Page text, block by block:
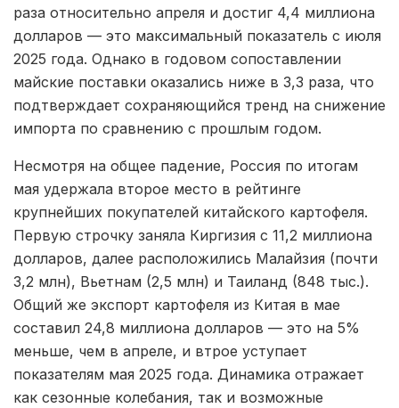
раза относительно апреля и достиг 4,4 миллиона
долларов — это максимальный показатель с июля
2025 года. Однако в годовом сопоставлении
майские поставки оказались ниже в 3,3 раза, что
подтверждает сохраняющийся тренд на снижение
импорта по сравнению с прошлым годом.
Несмотря на общее падение, Россия по итогам
мая удержала второе место в рейтинге
крупнейших покупателей китайского картофеля.
Первую строчку заняла Киргизия с 11,2 миллиона
долларов, далее расположились Малайзия (почти
3,2 млн), Вьетнам (2,5 млн) и Таиланд (848 тыс.).
Общий же экспорт картофеля из Китая в мае
составил 24,8 миллиона долларов — это на 5%
меньше, чем в апреле, и втрое уступает
показателям мая 2025 года. Динамика отражает
как сезонные колебания, так и возможные